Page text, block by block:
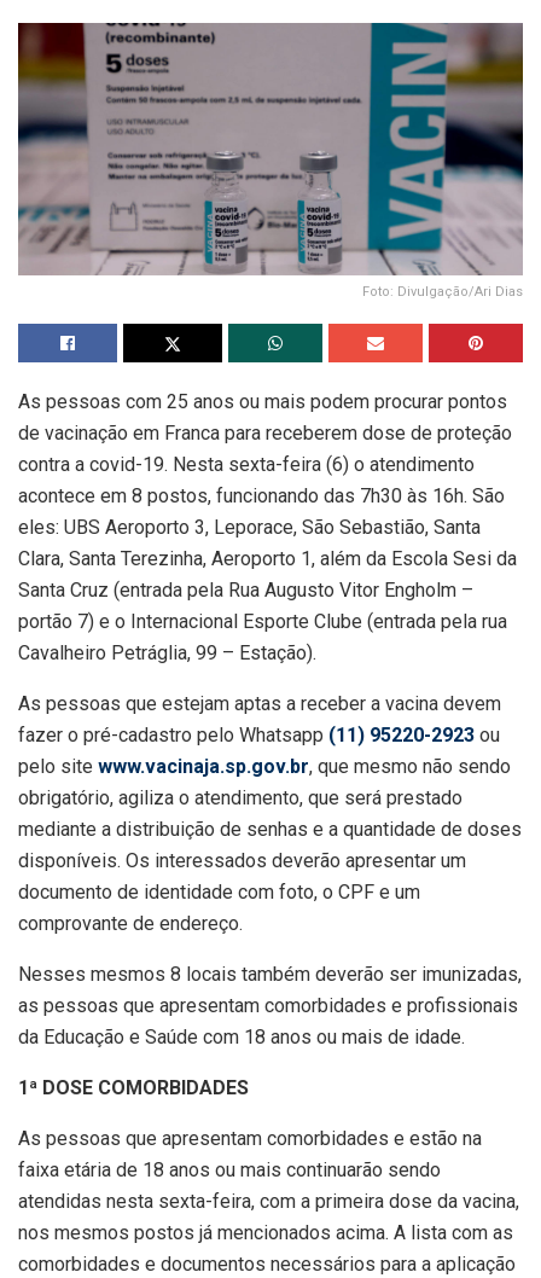
Foto: Divulgação/Ari Dias
As pessoas com 25 anos ou mais podem procurar pontos
de vacinação em Franca para receberem dose de proteção
contra a covid-19. Nesta sexta-feira (6) o atendimento
acontece em 8 postos, funcionando das 7h30 às 16h. São
eles: UBS Aeroporto 3, Leporace, São Sebastião, Santa
Clara, Santa Terezinha, Aeroporto 1, além da Escola Sesi da
Santa Cruz (entrada pela Rua Augusto Vitor Engholm –
portão 7) e o Internacional Esporte Clube (entrada pela rua
Cavalheiro Petráglia, 99 – Estação).
As pessoas que estejam aptas a receber a vacina devem
fazer o pré-cadastro pelo Whatsapp (11) 95220-2923 ou
pelo site www.vacinaja.sp.gov.br, que mesmo não sendo
obrigatório, agiliza o atendimento, que será prestado
mediante a distribuição de senhas e a quantidade de doses
disponíveis. Os interessados deverão apresentar um
documento de identidade com foto, o CPF e um
comprovante de endereço.
Nesses mesmos 8 locais também deverão ser imunizadas,
as pessoas que apresentam comorbidades e profissionais
da Educação e Saúde com 18 anos ou mais de idade.
1ª DOSE COMORBIDADES
As pessoas que apresentam comorbidades e estão na
faixa etária de 18 anos ou mais continuarão sendo
atendidas nesta sexta-feira, com a primeira dose da vacina,
nos mesmos postos já mencionados acima. A lista com as
comorbidades e documentos necessários para a aplicação